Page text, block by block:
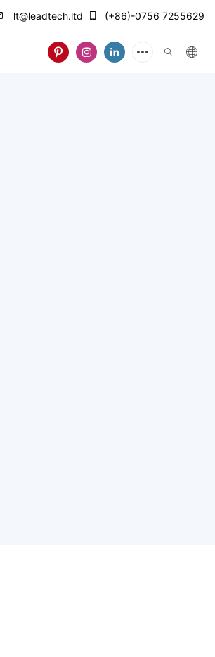
lt@leadtech.ltd (+86)-0756 7255629